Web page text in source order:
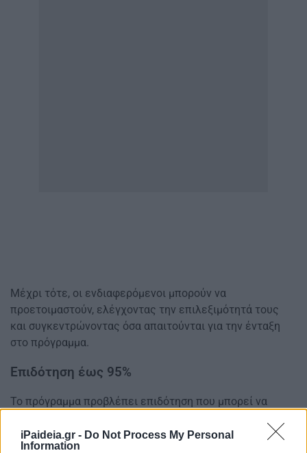
iPaideia.gr - Do Not Process My Personal
Information
Μέχρι τότε, οι ενδιαφερόμενοι μπορούν να
προετοιμαστούν, ελέγχοντας την επιλεξιμότητά τους
και συγκεντρώνοντας όσα απαιτούνται για την ένταξη
στο πρόγραμμα.
Επιδότηση έως 95%
Το πρόγραμμα προβλέπει επιδότηση που μπορεί να
Το ανώτατο ποσό ενίσχυσης ορίζεται στις 36.000 ευρώ